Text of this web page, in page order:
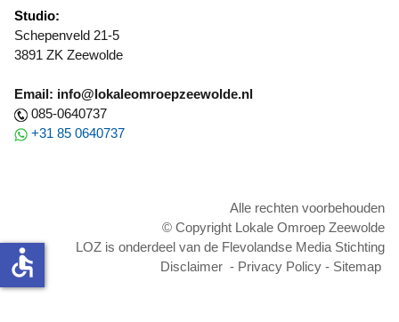
Studio:
Schepenveld 21-5
3891 ZK Zeewolde
Email: info@lokaleomroepzeewolde.nl
085-0640737
+31 85 0640737
Alle rechten voorbehouden
© Copyright Lokale Omroep Zeewolde
LOZ is onderdeel van de Flevolandse Media Stichting
Disclaimer - Privacy Policy - Sitemap
accessible